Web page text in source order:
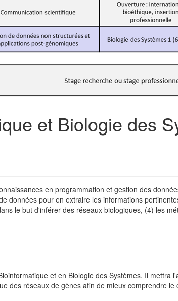
et Biologie des
en programmation et gestion des
données pour en extraire les informations
le but d'inférer des réseaux biologiques, (4) les
et en Biologie des Systèmes. Il mettra
des réseaux de gènes afin de mieux comprendre